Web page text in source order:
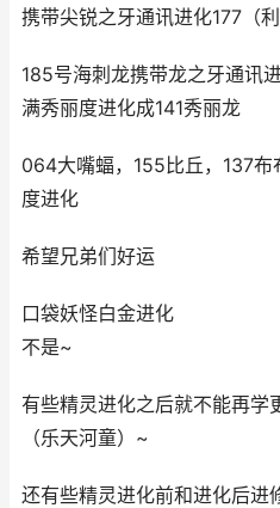
携带尖锐之牙通讯进化177（利
185号海刺龙携带龙之牙通讯
满秀丽度进化成141秀丽龙
064大嘴蝠，155比丘，137
度进化
希望兄弟们好运
口袋妖怪白金进化
不是~
有些精灵进化之后就不能再学
（乐天河童）~
还有些精灵进化前和进化后进